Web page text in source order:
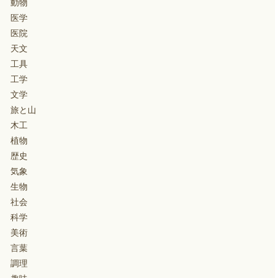
動物
医学
医院
天文
工具
工学
文学
旅と山
木工
植物
歴史
気象
生物
社会
科学
美術
言葉
調理